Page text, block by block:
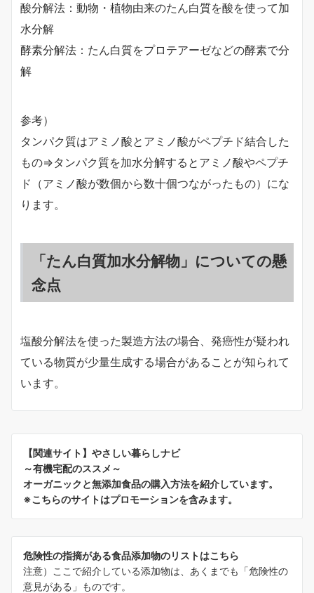
酸分解法：動物・植物由来のたん白質を酸を使って加
水分解
酵素分解法：たん白質をプロテアーゼなどの酵素で分
解
参考）
タンパク質はアミノ酸とアミノ酸がペプチド結合した
もの⇒タンパク質を加水分解するとアミノ酸やペプチ
ド（アミノ酸が数個から数十個つながったもの）にな
ります。
「たん白質加水分解物」についての懸
念点
塩酸分解法を使った製造方法の場合、発癌性が疑われ
ている物質が少量生成する場合があることが知られて
います。
【関連サイト】やさしい暮らしナビ
～有機宅配のススメ～
オーガニックと無添加食品の購入方法を紹介しています。
※こちらのサイトはプロモーションを含みます。
危険性の指摘がある食品添加物のリストはこちら
注意）ここで紹介している添加物は、あくまでも「危険性の
意見がある」ものです。